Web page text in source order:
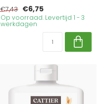
€7,43 €6,75
Op voorraad. Levertijd 1 - 3
werkdagen